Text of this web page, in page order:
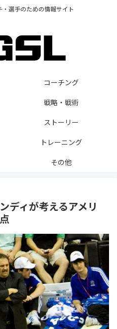
選手のための情報サイト
コーチング
戦略・戦術
ストーリー
トレーニング
その他
ディが考えるアメリ